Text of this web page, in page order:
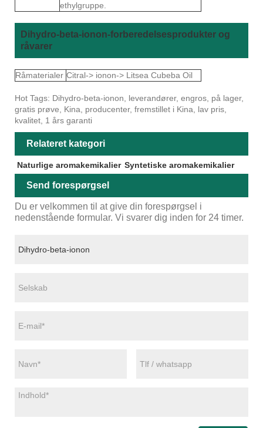
ethylgruppe.
Dihydro-beta-ionon-forberedelsesprodukter og
råvarer
Råmaterialer Citral-> ionon-> Litsea Cubeba Oil
Hot Tags: Dihydro-beta-ionon, leverandører, engros, på lager,
gratis prøve, Kina, producenter, fremstillet i Kina, lav pris,
kvalitet, 1 års garanti
Relateret kategori
Naturlige aromakemikalier Syntetiske aromakemikalier
Send forespørgsel
Du er velkommen til at give din forespørgsel i
nedenstående formular. Vi svarer dig inden for 24 timer.